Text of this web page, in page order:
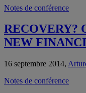
Notes de conférence
RECOVERY?
NEW
16 septembre 2014,
Notes de conférence